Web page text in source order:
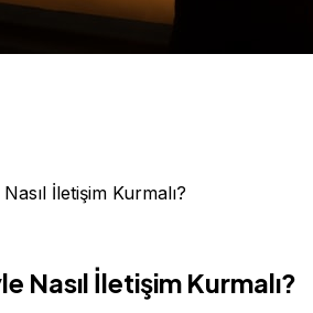
İletişim Kurmalı?
Nasıl İletişim Kurmalı?